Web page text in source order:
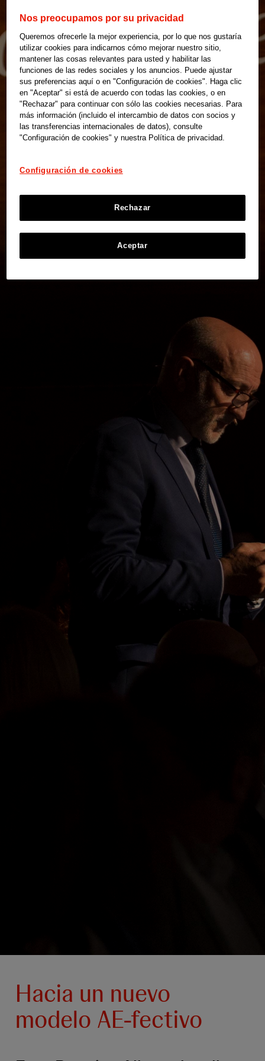
Hacia un nuevo
modelo AE-fectivo
Nos preocupamos por su privacidad
Queremos ofrecerle la mejor experiencia, por lo que nos gustaría
utilizar cookies para indicarnos cómo mejorar nuestro sitio,
mantener las cosas relevantes para usted y habilitar las
funciones de las redes sociales y los anuncios. Puede ajustar
sus preferencias aquí o en "Configuración de cookies". Haga clic
en "Aceptar" si está de acuerdo con todas las cookies, o en
"Rechazar" para continuar con sólo las cookies necesarias. Para
más información (incluido el intercambio de datos con socios y
las transferencias internacionales de datos), consulte
"Configuración de cookies" y nuestra Política de privacidad.
Configuración de cookies
Rechazar
Aceptar